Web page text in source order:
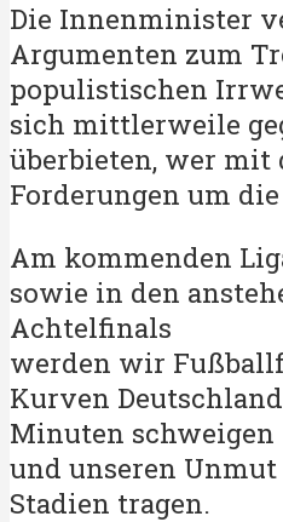
Die Innenminister
Argumenten zum
populistischen
sich mittlerweile
überbieten, wer mit
Forderungen um
Am kommenden
sowie in den
Achtelfinals
werden wir
Kurven
Minuten schweigen
und unseren
Stadien tragen.